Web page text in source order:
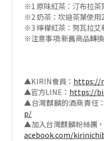
※1 原味紅茶：汀布拉茶
※2 奶茶：坎迪茶葉使用
※3 檸檬紅茶：努瓦拉艾
※注意事項:新舊商品轉
▲KIRIN會員： https://
▲官方LINE： https://
▲台灣麒麟的酒商責任：
p/
▲加入台灣麒麟粉絲團
acebook.com/